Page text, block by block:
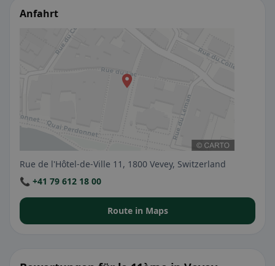
Anfahrt
Rue de l'Hôtel-de-Ville 11, 1800 Vevey, Switzerland
📞 +41 79 612 18 00
Route in Maps